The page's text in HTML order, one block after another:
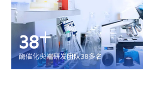
38+
酶催化尖端研发团队38多名